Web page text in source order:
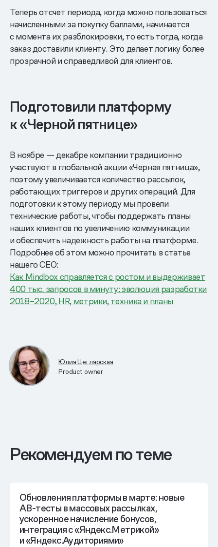
Теперь отсчет периода, когда можно пользоваться
начисленными за покупку баллами, начинается
с момента их разблокировки, то есть тогда, когда
заказ доставили клиенту. Это делает логику более
прозрачной и справедливой для клиентов.
Подготовили платформу
к «Черной пятнице»
В ноябре — декабре компании традиционно
участвуют в глобальной акции «Черная пятница»,
поэтому увеличивается количество рассылок,
работающих триггеров и других операций. Для
подготовки к этому периоду мы провели
технические работы, чтобы поддержать планы
наших клиентов по увеличению коммуникации
и обеспечить надежность работы на платформе.
Подробнее об этом можно прочитать в статье
нашего CEO:
Как Mindbox справляется с ростом и выдерживает
400 тыс. запросов в минуту: эволюция разработки
2018–2020, HR, метрики, техника и планы
Юлия Цеглярская
Product owner
Рекомендуем по теме
Обновления платформы в марте: новые
AB-тесты в массовых рассылках,
ускоренное начисление бонусов,
интеграция с «Яндекс.Метрикой»
и «Яндекс.Аудиториями»